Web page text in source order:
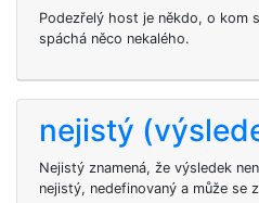
Podezřelý host je někdo, o kom
spáchá něco nekalého.
nejistý
Nejistý znamená, že výsledek
nejistý, nedefinovaný a může se